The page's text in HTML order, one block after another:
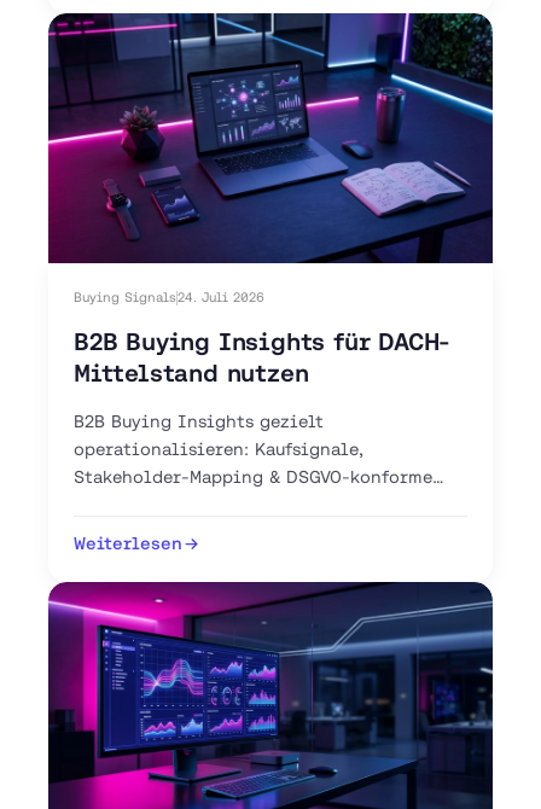
Buying Signals24. Juli 2026
B2B Buying Insights für DACH-
Mittelstand nutzen
B2B Buying Insights gezielt
operationalisieren: Kaufsignale,
Stakeholder-Mapping & DSGVO-konforme
Pipeline aufbauen.
Weiterlesen